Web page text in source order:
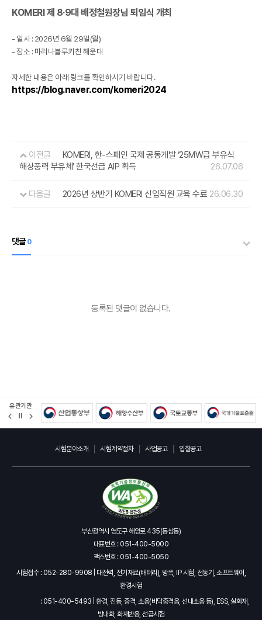
KOMERI 제 8·9대 배정철원장님 퇴임식 개최
- 일시 : 2026년 6월 29일(월)
- 장소 : 마리나블루키친 해운대
자세한 내용은 아래 링크를 확인하시기 바랍니다.
https://blog.naver.com/komeri2024
이전글
KOMERI, 한-스페인 국제 공동개발 ‘25MW급 부유식
해상풍력 부유체’ 한국선급 AIP 획득
26.07.06
다음글 2026년 상반기 KOMERI 신입직원 교육 수료 26.06.30
댓글0
등록된 댓글이 없습니다.
유관기관
정
지
시험분야소개 시험계약절차 사업공고 입찰공고
부산광역시 영도구 해양로 435(동삼동)
대표번호 : 051-400-5000
팩스번호 : 051-400-5050
시험접수 : 052-280-9908 | 대전력, 전기재료(배터리), 방폭, IP 시험, 전동기, 소프트웨어,
환경시험
: 051-400-5493 | 환경, 진동, 충격, 소음(바닥충격음, 선내소음 등), ESS, 실화재,
방내화, 화재반응, 선급시험